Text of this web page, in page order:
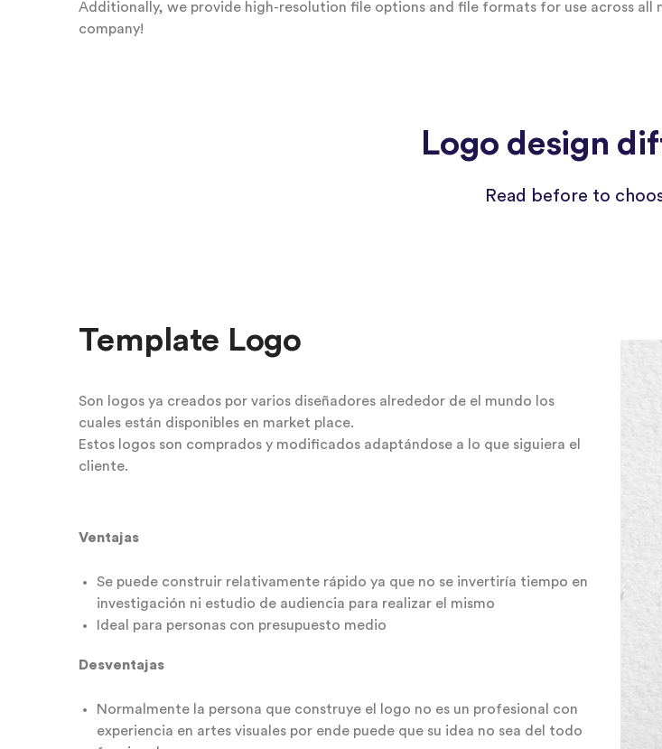
Additionally, we provide high-resolution file options and file formats for use across
company!
Logo design
Read before to
Template Logo
Son logos ya creados por varios diseñadores alrededor de el mundo los
cuales están disponibles en market place.
Estos logos son comprados y modificados adaptándose a lo que siguiera el
cliente.
Ventajas
Se puede construir relativamente rápido ya que no se invertiría tiempo en
investigación ni estudio de audiencia para realizar el mismo
Ideal para personas con presupuesto medio
Desventajas
Normalmente la persona que construye el logo no es un profesional con
experiencia en artes visuales por ende puede que su idea no sea del todo